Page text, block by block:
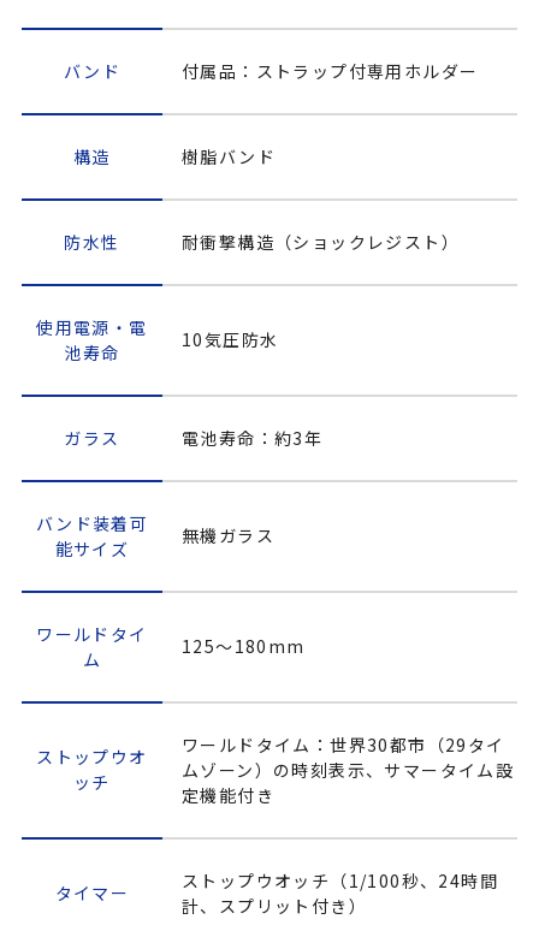
バンド 付属品：ストラップ付専用ホルダー
構造 樹脂バンド
防水性 耐衝撃構造（ショックレジスト）
使用電源・電
池寿命
10気圧防水
ガラス 電池寿命：約3年
バンド装着可
能サイズ
無機ガラス
ワールドタイ
ム
125～180mm
ストップウオ
ッチ
ワールドタイム：世界30都市（29タイ
ムゾーン）の時刻表示、サマータイム設
定機能付き
タイマー
ストップウオッチ（1/100秒、24時間
計、スプリット付き）